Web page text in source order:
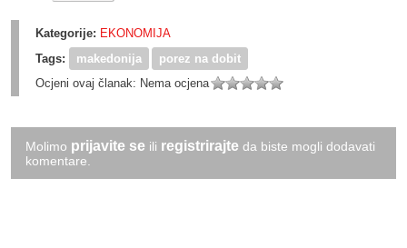
Kategorije: EKONOMIJA
Tags:
makedonija
porez na dobit
Ocjeni ovaj članak: Nema ocjena
Molimo prijavite se ili registrirajte da biste mogli dodavati
komentare.